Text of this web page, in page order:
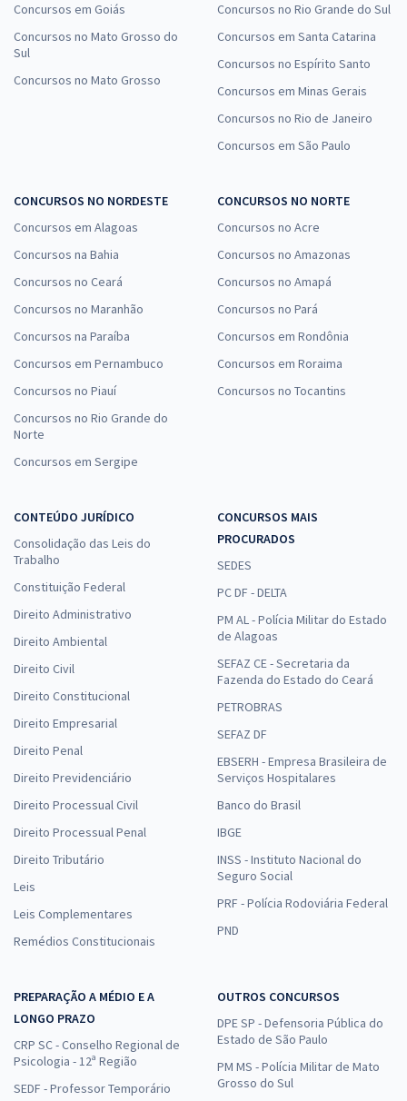
Concursos em Goiás
Concursos no Mato Grosso do
Sul
Concursos no Mato Grosso
Concursos no Rio Grande do Sul
Concursos em Santa Catarina
Concursos no Espírito Santo
Concursos em Minas Gerais
Concursos no Rio de Janeiro
Concursos em São Paulo
CONCURSOS NO NORDESTE
Concursos em Alagoas
Concursos na Bahia
Concursos no Ceará
Concursos no Maranhão
Concursos na Paraíba
Concursos em Pernambuco
Concursos no Piauí
Concursos no Rio Grande do
Norte
Concursos em Sergipe
CONCURSOS NO NORTE
Concursos no Acre
Concursos no Amazonas
Concursos no Amapá
Concursos no Pará
Concursos em Rondônia
Concursos em Roraima
Concursos no Tocantins
CONTEÚDO JURÍDICO
Consolidação das Leis do
Trabalho
Constituição Federal
Direito Administrativo
Direito Ambiental
Direito Civil
Direito Constitucional
Direito Empresarial
Direito Penal
Direito Previdenciário
Direito Processual Civil
Direito Processual Penal
Direito Tributário
Leis
Leis Complementares
Remédios Constitucionais
CONCURSOS MAIS
PROCURADOS
SEDES
PC DF - DELTA
PM AL - Polícia Militar do Estado
de Alagoas
SEFAZ CE - Secretaria da
Fazenda do Estado do Ceará
PETROBRAS
SEFAZ DF
EBSERH - Empresa Brasileira de
Serviços Hospitalares
Banco do Brasil
IBGE
INSS - Instituto Nacional do
Seguro Social
PRF - Polícia Rodoviária Federal
PND
PREPARAÇÃO A MÉDIO E A
LONGO PRAZO
CRP SC - Conselho Regional de
Psicologia - 12ª Região
SEDF - Professor Temporário
OUTROS CONCURSOS
DPE SP - Defensoria Pública do
Estado de São Paulo
PM MS - Polícia Militar de Mato
Grosso do Sul